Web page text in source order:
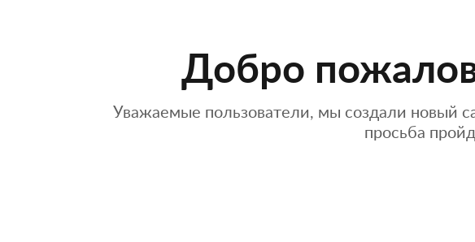
Добро
Уважаемые пользователи, мы создали новый
просьба